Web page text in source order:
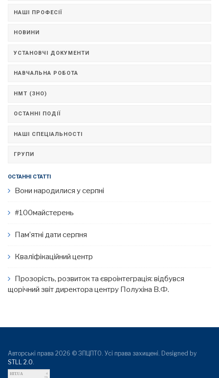
НАШІ ПРОФЕСІЇ
НОВИНИ
УСТАНОВЧІ ДОКУМЕНТИ
НАВЧАЛЬНА РОБОТА
НМТ (ЗНО)
ОСТАННІ ПОДІЇ
НАШІ СПЕЦІАЛЬНОСТІ
ГРУПИ
ОСТАННІ СТАТТІ
Вони народилися у серпні
#100майстерень
Пам’ятні дати серпня
Кваліфікаційний центр
Прозорість, розвиток та євроінтеграція: відбувся
щорічний звіт директора центру Полухіна В.Ф.
Авторські права 2026 © ЗПЦПТО. Усі права захищені. Designed by
STLL 2.0.
HIT.UA
4